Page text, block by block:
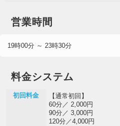
営業時間
19時00分 ～ 23時30分
料金システム
初回料金
【通常初回】
60分／ 2,000円
90分／ 3,000円
120分／4,000円